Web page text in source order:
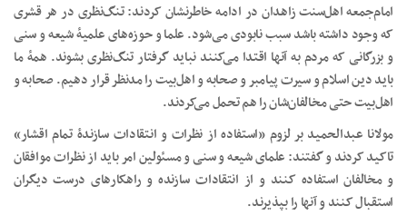
امام‌جمعه اهل‌سنت زاهدان در ادامه خاطرنشان کردند: تنگ‌نظری در هر قشری
که وجود داشته باشد سبب نابودی می‌شود. علما و حوزه‌های علمیۀ شیعه و سنی
و بزرگانی که مردم به آنها اقتدا می‌کنند نباید گرفتار تنگ‌نظری بشوند. همۀ ما
باید دین اسلام و سیرت پیامبر و صحابه و اهل‌بیت را مدنظر قرار دهیم. صحابه و
اهل‌بیت حتی مخالفان‌شان را هم تحمل می‌کردند.
مولانا عبدالحمید بر لزوم «استفاده از نظرات و انتقادات سازندۀ تمام اقشار»
تاکید کردند و گفتند: علمای شیعه و سنی و مسئولین امر باید از نظرات موافقان
و مخالفان استفاده کنند و از انتقادات سازنده و راهکارهای درست دیگران
استقبال کنند و آنها را بپذیرند.